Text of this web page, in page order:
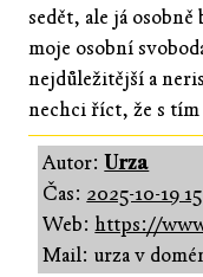
sedět, ale já
moje osobní
nejdůležitější a
nechci říct, že s
Autor:Urza
Čas: 2025-10-19
Web:https://
Mail: urza v